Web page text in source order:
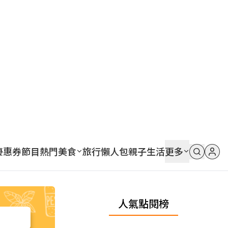
惠券節目熱門美食 旅行懶人包親子生活更多
人氣點閱榜